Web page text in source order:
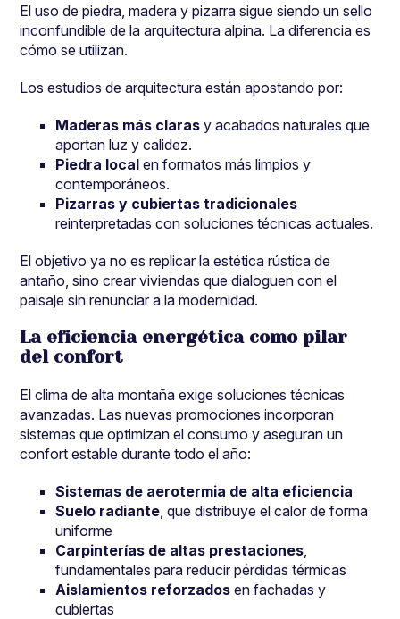
El uso de piedra, madera y pizarra sigue siendo un sello
inconfundible de la arquitectura alpina. La diferencia es
cómo se utilizan.
Los estudios de arquitectura están apostando por:
Maderas más claras y acabados naturales que
aportan luz y calidez.
Piedra local en formatos más limpios y
contemporáneos.
Pizarras y cubiertas tradicionales
reinterpretadas con soluciones técnicas actuales.
El objetivo ya no es replicar la estética rústica de
antaño, sino crear viviendas que dialoguen con el
paisaje sin renunciar a la modernidad.
La eficiencia energética como pilar
del confort
El clima de alta montaña exige soluciones técnicas
avanzadas. Las nuevas promociones incorporan
sistemas que optimizan el consumo y aseguran un
confort estable durante todo el año:
Sistemas de aerotermia de alta eficiencia
Suelo radiante , que distribuye el calor de forma
uniforme
Carpinterías de altas prestaciones
fundamentales para reducir pérdidas térmicas
Aislamientos reforzados en fachadas y
cubiertas